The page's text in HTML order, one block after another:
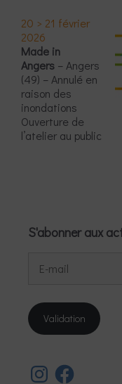
20 > 21 février
2026
Made in
Angers – Angers
(49) – Annulé en
raison des
inondations
Ouverture de
l’atelier au public
S'abonner aux
mail
Validation
InstagramFacebook